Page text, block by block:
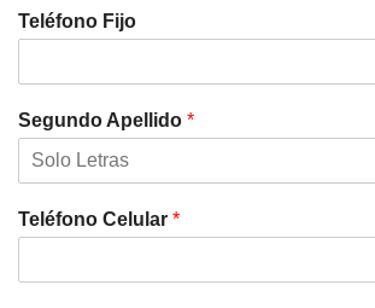
Teléfono Fijo
Segundo Apellido *
Teléfono Celular *